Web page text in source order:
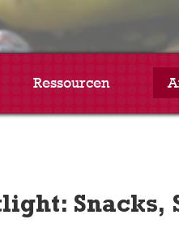
Ressourcen
Snacks,